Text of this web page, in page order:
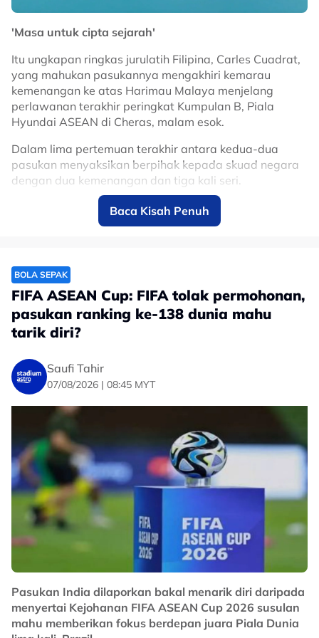
'Masa untuk cipta sejarah'
Itu ungkapan ringkas jurulatih Filipina, Carles Cuadrat,
yang mahukan pasukannya mengakhiri kemarau
kemenangan ke atas Harimau Malaya menjelang
perlawanan terakhir peringkat Kumpulan B, Piala
Hyundai ASEAN di Cheras, malam esok.
Dalam lima pertemuan terakhir antara kedua-dua
pasukan menyaksikan berpihak kepada skuad negara
dengan dua kemenangan dan tiga kali seri.
“Time to make history”, Carles Cuadrat,
🇵🇭🔥@ASTROARENA
pic.twitter.com/IX8p4LjGLc
— Zulhelmi Zainal Azam
(@zulhelmizainal1)
Menerusi wartawan Astro Arena, berkongsikan: "Masa
untuk cipta sejarah", Carles Cuadrat, jurulatih Filipina
mahu tamatkan kemarau kemenangan ke atas
Harimau Malaya." kongsinya.
Maklumat lanjut ikuti Nadi Arena malam ini.
No node context available.
Related Topics
#Piala Hyundai ASEAN #Filipina #Harimau Malaya
Baca Kisah Penuh
BOLA SEPAK
FIFA ASEAN Cup: FIFA tolak permohonan,
pasukan ranking ke-138 dunia mahu
tarik diri?
Saufi Tahir
07/08/2026 | 08:45 MYT
Pasukan India dilaporkan bakal menarik diri daripada
menyertai Kejohanan FIFA ASEAN Cup 2026 susulan
mahu memberikan fokus berdepan juara Piala Dunia